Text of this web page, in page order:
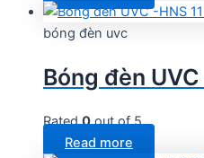
bóng đèn uvc
Bóng đèn
Rated0out of 5
Read more